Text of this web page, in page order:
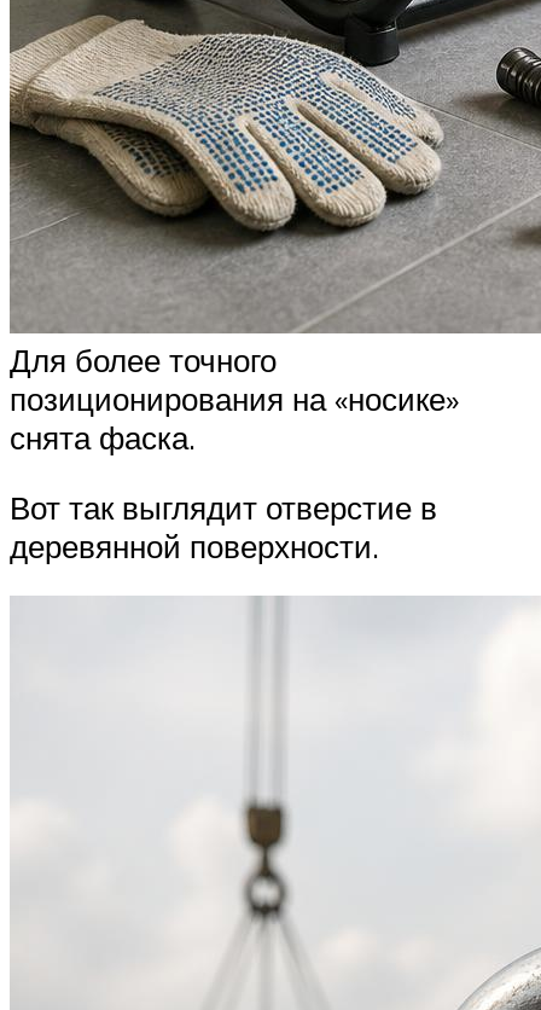
Для более точного
позиционирования на «носике»
снята фаска.
Вот так выглядит отверстие в
деревянной поверхности.